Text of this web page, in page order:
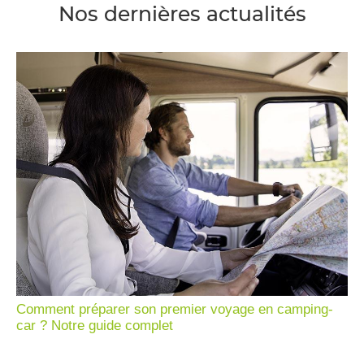
Nos dernières actualités
Comment préparer son premier voyage en camping-
car ? Notre guide complet